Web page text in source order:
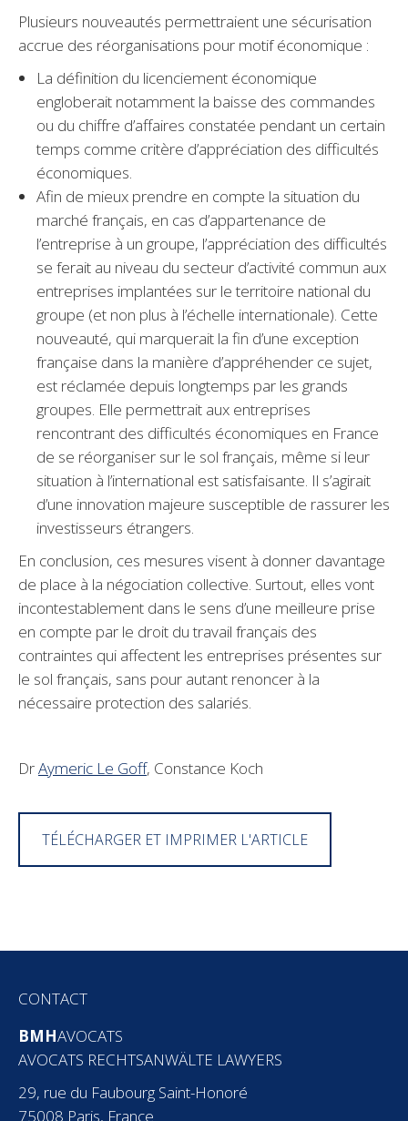
Plusieurs nouveautés permettraient une sécurisation
accrue des réorganisations pour motif économique :
La définition du licenciement économique
engloberait notamment la baisse des commandes
ou du chiffre d’affaires constatée pendant un certain
temps comme critère d’appréciation des difficultés
économiques.
Afin de mieux prendre en compte la situation du
marché français, en cas d’appartenance de
l’entreprise à un groupe, l’appréciation des difficultés
se ferait au niveau du secteur d’activité commun aux
entreprises implantées sur le territoire national du
groupe (et non plus à l’échelle internationale). Cette
nouveauté, qui marquerait la fin d’une exception
française dans la manière d’appréhender ce sujet,
est réclamée depuis longtemps par les grands
groupes. Elle permettrait aux entreprises
rencontrant des difficultés économiques en France
de se réorganiser sur le sol français, même si leur
situation à l’international est satisfaisante. Il s’agirait
d’une innovation majeure susceptible de rassurer les
investisseurs étrangers.
En conclusion, ces mesures visent à donner davantage
de place à la négociation collective. Surtout, elles vont
incontestablement dans le sens d’une meilleure prise
en compte par le droit du travail français des
contraintes qui affectent les entreprises présentes sur
le sol français, sans pour autant renoncer à la
nécessaire protection des salariés.
DrAymeric Le Goff, Constance Koch
TÉLÉCHARGER ET IMPRIMER L'ARTICLE
CONTACT
BMHAVOCATS
AVOCATS RECHTSANWÄLTE LAWYERS
29, rue du Faubourg Saint-Honoré
75008 Paris, France